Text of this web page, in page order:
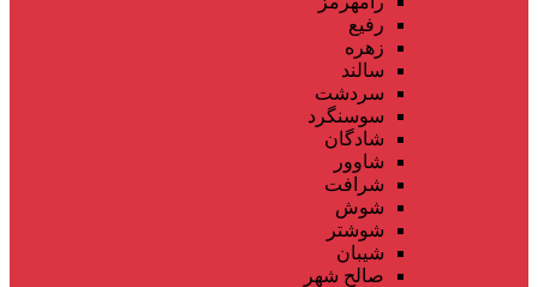
رفیع
زهره
سالند
سردشت
سوسنگرد
شادگان
شاوور
شرافت
شوش
شوشتر
شیبان
صالح شهر